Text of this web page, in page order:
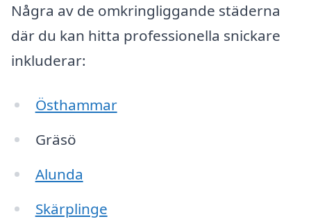
Några av de omkringliggande städerna
där du kan hitta professionella snickare
inkluderar:
Östhammar
Gräsö
Alunda
Skärplinge